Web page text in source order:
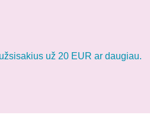
už 20 EUR ar daugiau.